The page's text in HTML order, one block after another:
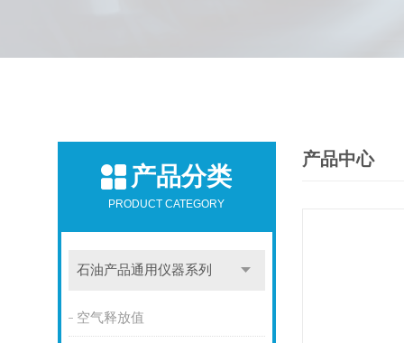
产品分类
PRODUCT CATEGORY
石油产品通用仪器系列
空气释放值
产品中心